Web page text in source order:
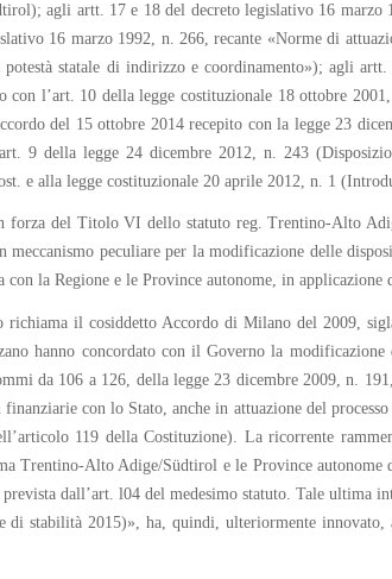
agli artt. 17 e 18 del decreto legislativo 16
16 marzo 1992, n. 266, recante «Norme di
statale di indirizzo e coordinamento»); agli
con l’art. 10 della legge costituzionale 18 ottobre
del 15 ottobre 2014 recepito con la legge 23
9 della legge 24 dicembre 2012, n. 243
e alla legge costituzionale 20 aprile 2012, n. 1
forza del Titolo VI dello statuto reg. Trentino-Alto
meccanismo peculiare per la modificazione delle
con la Regione e le Province autonome, in applicazione
richiama il cosiddetto Accordo di Milano del 2009,
hanno concordato con il Governo la
da 106 a 126, della legge 23 dicembre 2009, n.
con lo Stato, anche in attuazione del
119 della Costituzione). La ricorrente
Trentino-Alto Adige/Südtirol e le Province
dall’art. l04 del medesimo statuto. Tale
di stabilità 2015)», ha, quindi, ulteriormente